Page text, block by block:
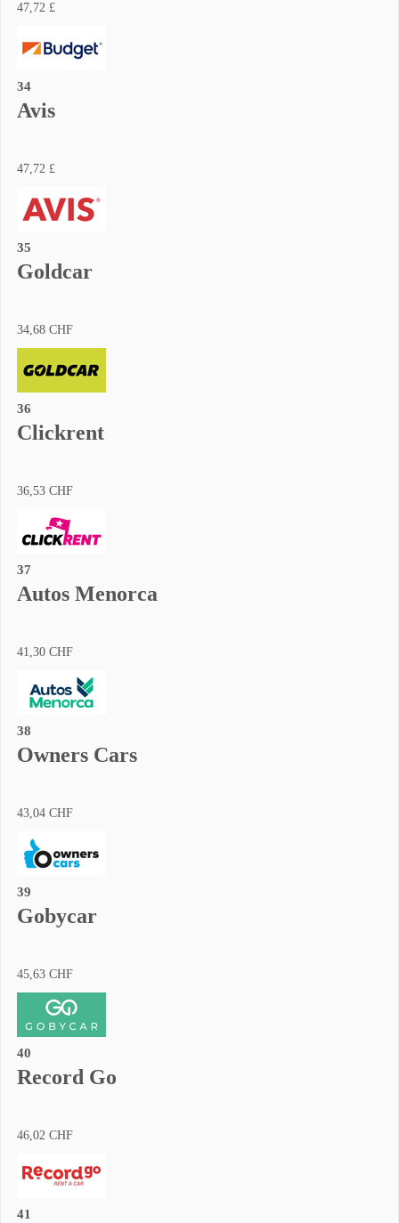
47,72 £
34
Avis
47,72 £
35
Goldcar
34,68 CHF
36
Clickrent
36,53 CHF
37
Autos Menorca
41,30 CHF
38
Owners Cars
43,04 CHF
39
Gobycar
45,63 CHF
40
Record Go
46,02 CHF
41